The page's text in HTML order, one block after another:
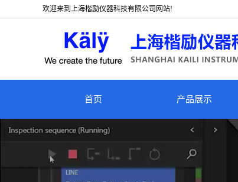
欢迎来到上海楷励仪器科技有限公司网站!
首页 产品展示